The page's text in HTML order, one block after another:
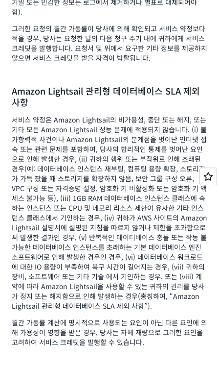
기밀 또는 민감한 정보는 로그에서 제거하거나 별표로 대체되어야
함).
그러한 요청의 월간 가동률이 당사에 의해 확인되고 서비스 약정보다
적을 경우, 당사는 요청한 달의 다음 청구 주기 내에 귀하에게 서비스
크레딧을 발행합니다. 요청서 및 위에서 요구한 기타 정보를 제공하지
않으면 서비스 크레딧을 받을 자격이 박탈됩니다.
Amazon Lightsail 관리형 데이터베이스 SLA 제외
사항
서비스 약정은 Amazon Lightsail의 비가용성, 중단 또는 해지, 또는
기타 모든 Amazon Lightsail 성능 문제에 적용되지 않습니다. (i) 불
가항력적 사건이나 Amazon Lightsail의 분계점을 벗어난 인터넷 접
속 또는 관련 문제를 포함하여, 당사의 합리적인 통제를 벗어난 요인
으로 인해 발생한 경우, (ii) 귀하의 행위 또는 부작위로 인해 초래된
경우(예: 데이터베이스 인스턴스 재부팅, 컴퓨팅 용량 확장, 스토리지
가 가득 찼을 때 스토리지를 확장하지 않음, 보안 그룹 구성 오류,
VPC 구성 또는 자격증명 설정, 암호화 키 비활성화 또는 암호화 키 액
세스 불가능 등), (iii) 1GB RAM 데이터베이스 인스턴스 클래스에 속
하는 인스턴스 또는 CPU 및 메모리 리소스 제한이 유사한 기타 인스
턴스 클래스에서 기인하는 경우, (iv) 귀하가 AWS 사이트의 Amazon
Lightsail 설명서에 설명된 지침을 따르지 않거나 제한을 초과함으로
써 발생한 결과인 경우, (v) 반복적인 데이터베이스 충돌 또는 작동 불
가능한 데이터베이스 인스턴스를 초래하는 기본 데이터베이스 엔진
소프트웨어로 인해 발생한 경우인 경우, (vi) 데이터베이스 워크로드
에 대한 IO 용량이 부족하여 복구 시간이 길어지는 경우, (vii) 귀하의
장비, 소프트웨어 또는 기타 기술 에서 기인하는 경우, 또는 (viii) 계
약에 따라 Amazon Lightsail을 사용할 수 있는 귀하의 권리를 당사
가 정지 또는 해지함으로 인해 발생하는 경우(총칭하여, “Amazon
Lightsail 관리형 데이터베이스 SLA 제외 사항”).
월간 가동률 계산에 명시적으로 사용되는 요인이 아닌 다른 요인에 의
해 가용성이 영향을 받은 경우, 당사는 자체 재량으로 그러한 요인을
고려하여 서비스 크레딧을 발행할 수 있습니다.